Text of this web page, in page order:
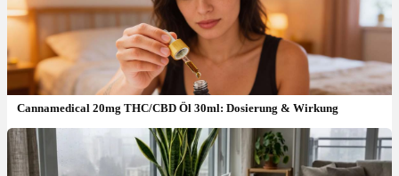
Cannamedical 20mg THC/CBD Öl 30ml: Dosierung & Wirkung